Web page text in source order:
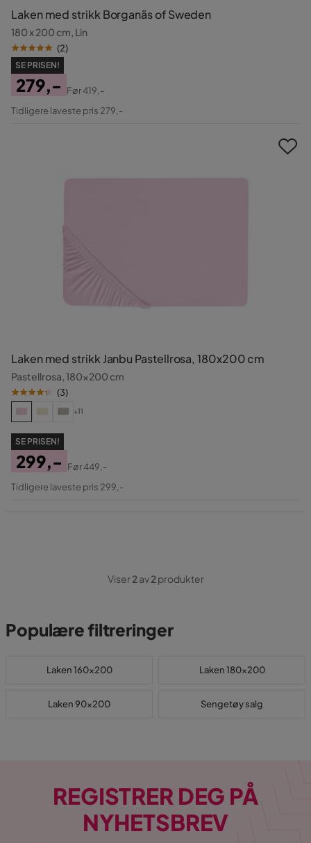
Laken med strikk Borganäs of Sweden
180 x 200 cm, Lin
(2)
SE PRISEN!
Pris
279,-
Original
Før419,-
Tidligere laveste pris 279,-
Laken med strikk Janbu Pastellrosa, 180x200 cm
Pastellrosa, 180x200 cm
(3)
+11
SE PRISEN!
Pris
299,-
Original
Før449,-
Tidligere laveste pris 299,-
Viser2av2produkter
Populære filtreringer
Laken 160x200 Laken 180x200
Laken 90x200 Sengetøy salg
REGISTRER DEG PÅ
NYHETSBREV